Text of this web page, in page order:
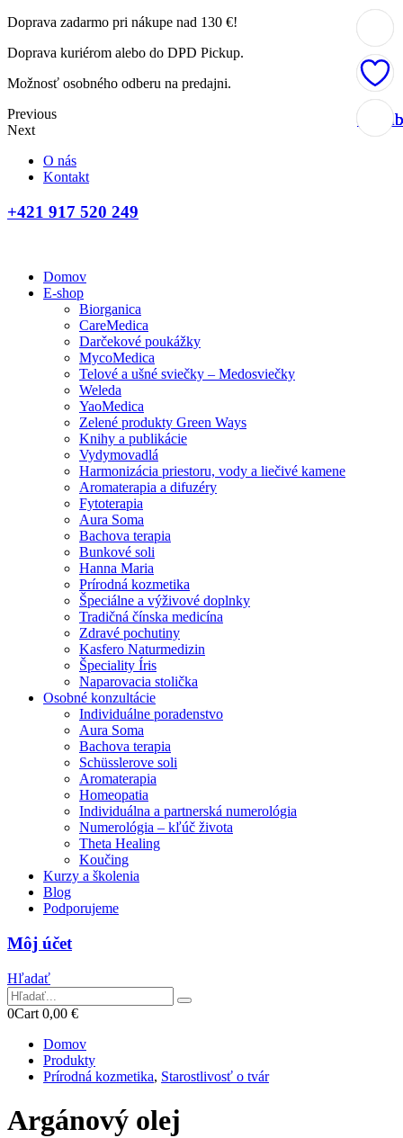
Doprava zadarmo pri nákupe nad 130 €!
Doprava kuriérom alebo do DPD Pickup.
Možnosť osobného odberu na predajni.
Previous
Next
O nás
Kontakt
+421 917 520 249
Domov
E-shop
Biorganica
CareMedica
Darčekové poukážky
MycoMedica
Telové a ušné sviečky – Medosviečky
Weleda
YaoMedica
Zelené produkty Green Ways
Knihy a publikácie
Vydymovadlá
Harmonizácia priestoru, vody a liečivé kamene
Aromaterapia a difuzéry
Fytoterapia
Aura Soma
Bachova terapia
Bunkové soli
Hanna Maria
Prírodná kozmetika
Špeciálne a výživové doplnky
Tradičná čínska medicína
Zdravé pochutiny
Kasfero Naturmedizin
Špeciality Íris
Naparovacia stolička
Osobné konzultácie
Individuálne poradenstvo
Aura Soma
Bachova terapia
Schüsslerove soli
Aromaterapia
Homeopatia
Individuálna a partnerská numerológia
Numerológia – kľúč života
Theta Healing
Koučing
Kurzy a školenia
Blog
Podporujeme
Môj účet
Hľadať
0Cart 0,00 €
Domov
Produkty
Prírodná kozmetika, Starostlivosť o tvár
Argánový olej